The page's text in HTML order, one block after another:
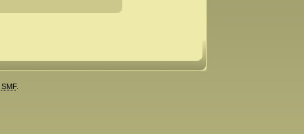
SMF.